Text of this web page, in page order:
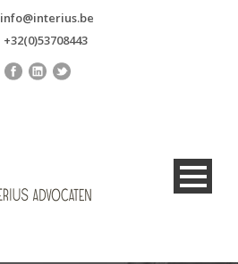
info@interius.be
+32(0)53708443